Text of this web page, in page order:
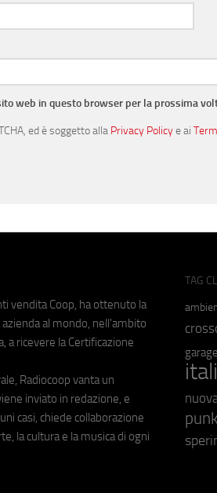
web in questo browser per la prossima
ed è soggetto alla Privacy Policye ai
vendita Coop, ha ottenuto la
al mondo, nell'ambito
a ricevere la Certificazione
Radiocoop vanta un
inviato in redazione, e
casi, chiede collaborazione
la cultura e la musica di ogni
TAG
garage
punk